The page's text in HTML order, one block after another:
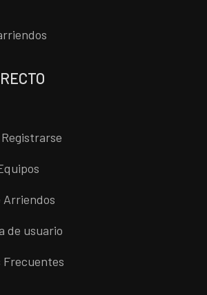
Arriendos
de usuario
Frecuentes